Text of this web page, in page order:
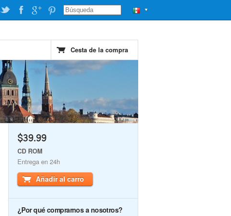
▼
Cesta de la compra
$39.99
CD ROM
Entrega en 24h
Añadir al carro
¿Por qué comprarnos a nosotros?